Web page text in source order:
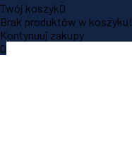
Twój koszyk0
Brak produktów w koszyku!
Kontynuuj zakupy
0